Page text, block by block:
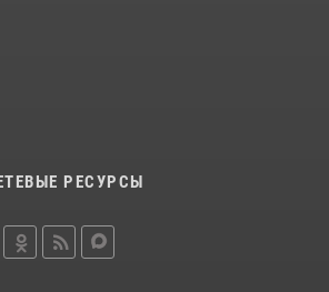
РЕСУРСЫ